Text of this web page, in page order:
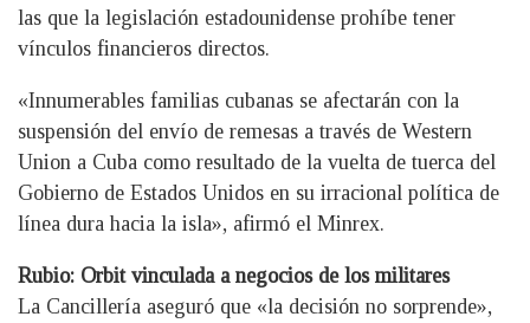
las que la legislación estadounidense prohíbe tener
vínculos financieros directos.
«Innumerables familias cubanas se afectarán con la
suspensión del envío de remesas a través de Western
Union a Cuba como resultado de la vuelta de tuerca del
Gobierno de Estados Unidos en su irracional política de
línea dura hacia la isla», afirmó el Minrex.
Rubio: Orbit vinculada a negocios de los militares
La Cancillería aseguró que «la decisión no sorprende»,